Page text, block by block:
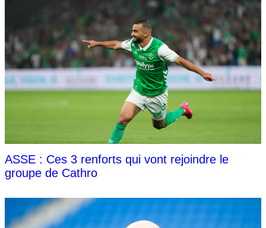
ASSE : Ces 3 renforts qui vont rejoindre le
groupe de Cathro